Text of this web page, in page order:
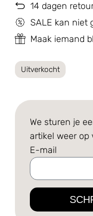
14 dagen
SALE kan niet
Maak iemand
Uitverkocht
We sturen je
artikel weer op
E-mail